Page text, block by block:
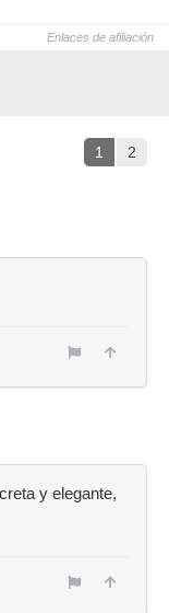
Enlaces de afiliación
1 2
y elegante,